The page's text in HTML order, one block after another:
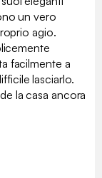
un vero
agio.
facilmente a
lasciarlo.
la casa ancora